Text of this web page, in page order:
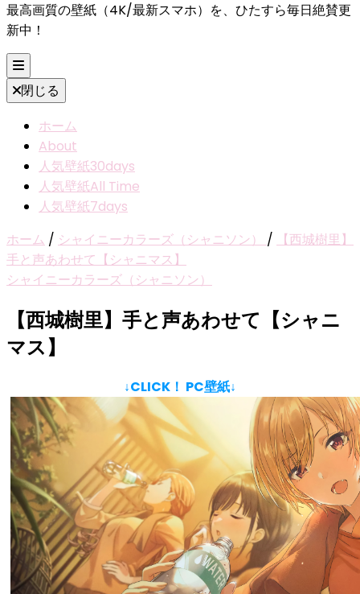
最高画質の壁紙（4K/最新スマホ）を、ひたすら毎日絶賛更
新中！
閉じる
ホーム
About
人気壁紙30days
人気壁紙All Time
人気壁紙7days
ホーム / シャイニーカラーズ（シャニソン） /
【西城樹里】
手と声あわせて【シャニマス】
シャイニーカラーズ（シャニソン）
【西城樹里】手と声あわせて【シャニ
マス】
↓CLICK！ PC壁紙↓